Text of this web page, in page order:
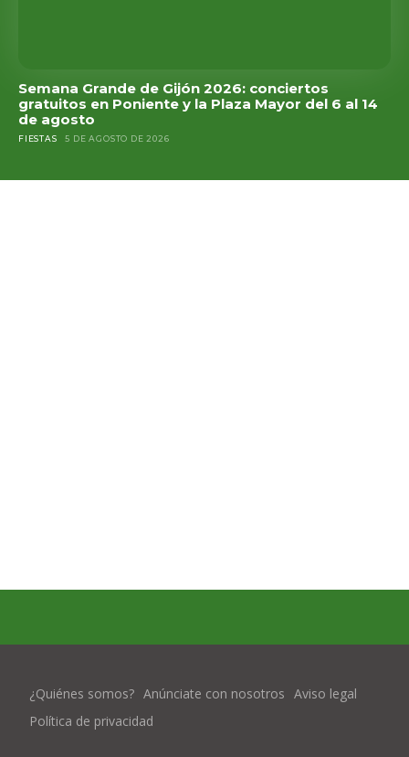
Semana Grande de Gijón 2026: conciertos
gratuitos en Poniente y la Plaza Mayor del 6 al 14
de agosto
FIESTAS 5 DE AGOSTO DE 2026
¿Quiénes somos? Anúnciate con nosotros Aviso legal
Política de privacidad